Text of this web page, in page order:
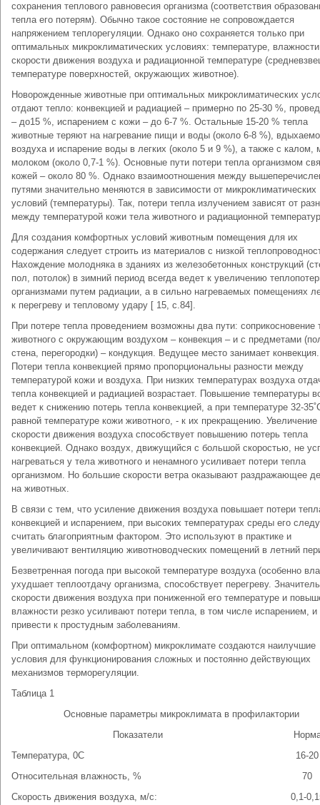
сохранения теплового равновесия организма (соответствия
тепла его потерям). Обычно такое состояние не сопровождается
напряжением теплорегуляции. Однако оно сохраняется только при
оптимальных микроклиматических условиях: температуре,
скорости движения воздуха и радиационной температуре
температуре поверхностей, окружающих животное).
Новорожденные животные при оптимальных микроклиматических
отдают тепло: конвекцией и радиацией – примерно по 25-30 %,
– до15 %, испарением с кожи – до 6-7 %. Остальные 15-20 % тепла
животные теряют на нагревание пищи и воды (около 6-8 %),
воздуха и испарение воды в легких (около 5 и 9 %), а также с калом,
молоком (около 0,7-1 %). Основные пути потери тепла организмом
кожей – около 80 %. Однако взаимоотношения между
путями значительно меняются в зависимости от микроклиматических
условий (температуры). Так, потери тепла излучением зависят от
между температурой кожи тела животного и радиационной
Для создания комфортных условий животным помещения для их
содержания следует строить из материалов с низкой
Нахождение молодняка в зданиях из железобетонных конструкций
пол, потолок) в зимний период всегда ведет к увеличению
организмами путем радиации, а в сильно нагреваемых помещениях
к перегреву и тепловому удару [ 15, с.84].
При потере тепла проведением возможны два пути: соприкосновение
животного с окружающим воздухом – конвекция – и с предметами
стена, перегородки) – кондукция. Ведущее место занимает конвекция.
Потери тепла конвекцией прямо пропорциональны разности между
температурой кожи и воздуха. При низких температурах воздуха
тепла конвекцией и радиацией возрастает. Повышение температуры
ведет к снижению потерь тепла конвекцией, а при температуре 32-
равной температуре кожи животного, - к их прекращению. Увеличение
скорости движения воздуха способствует повышению потерь тепла
конвекцией. Однако воздух, движущийся с большой скоростью, не
нагреваться у тела животного и ненамного усиливает потери тепла
организмом. Но большие скорости ветра оказывают раздражающее
на животных.
В связи с тем, что усиление движения воздуха повышает потери
конвекцией и испарением, при высоких температурах среды его
считать благоприятным фактором. Это используют в практике и
увеличивают вентиляцию животноводческих помещений в летний
Безветренная погода при высокой температуре воздуха (особенно
ухудшает теплоотдачу организма, способствует перегреву.
скорости движения воздуха при пониженной его температуре и
влажности резко усиливают потери тепла, в том числе испарением, и
привести к простудным заболеваниям.
При оптимальном (комфортном) микроклимате создаются наилучшие
условия для функционирования сложных и постоянно действующих
механизмов терморегуляции.
Таблица 1
Основные параметры микроклимата в профилактории
Показатели
Температура, 0C
16-20
Относительная влажность, %
70
Скорость движения воздуха, м/с:
0,1-